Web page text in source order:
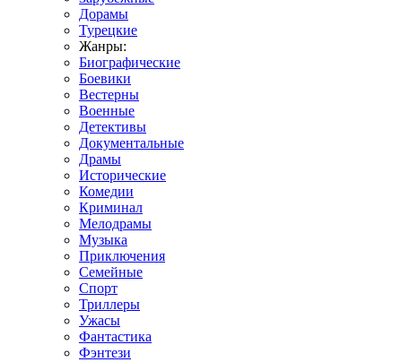
Дорамы
Турецкие
Жанры:
Биографические
Боевики
Вестерны
Военные
Детективы
Документальные
Драмы
Исторические
Комедии
Криминал
Мелодрамы
Музыка
Приключения
Семейные
Спорт
Триллеры
Ужасы
Фантастика
Фэнтези